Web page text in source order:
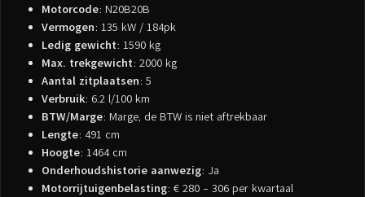
Motorcode: N20B20B
Vermogen: 135 kW / 184pk
Ledig gewicht: 1590 kg
Max. trekgewicht: 2000 kg
Aantal zitplaatsen: 5
Verbruik: 6.2 l/100 km
BTW/Marge: Marge, de BTW is niet aftrekbaar
Lengte: 491 cm
Hoogte: 1464 cm
Onderhoudshistorie aanwezig: Ja
Motorrijtuigenbelasting: € 280 - 306 per kwartaal